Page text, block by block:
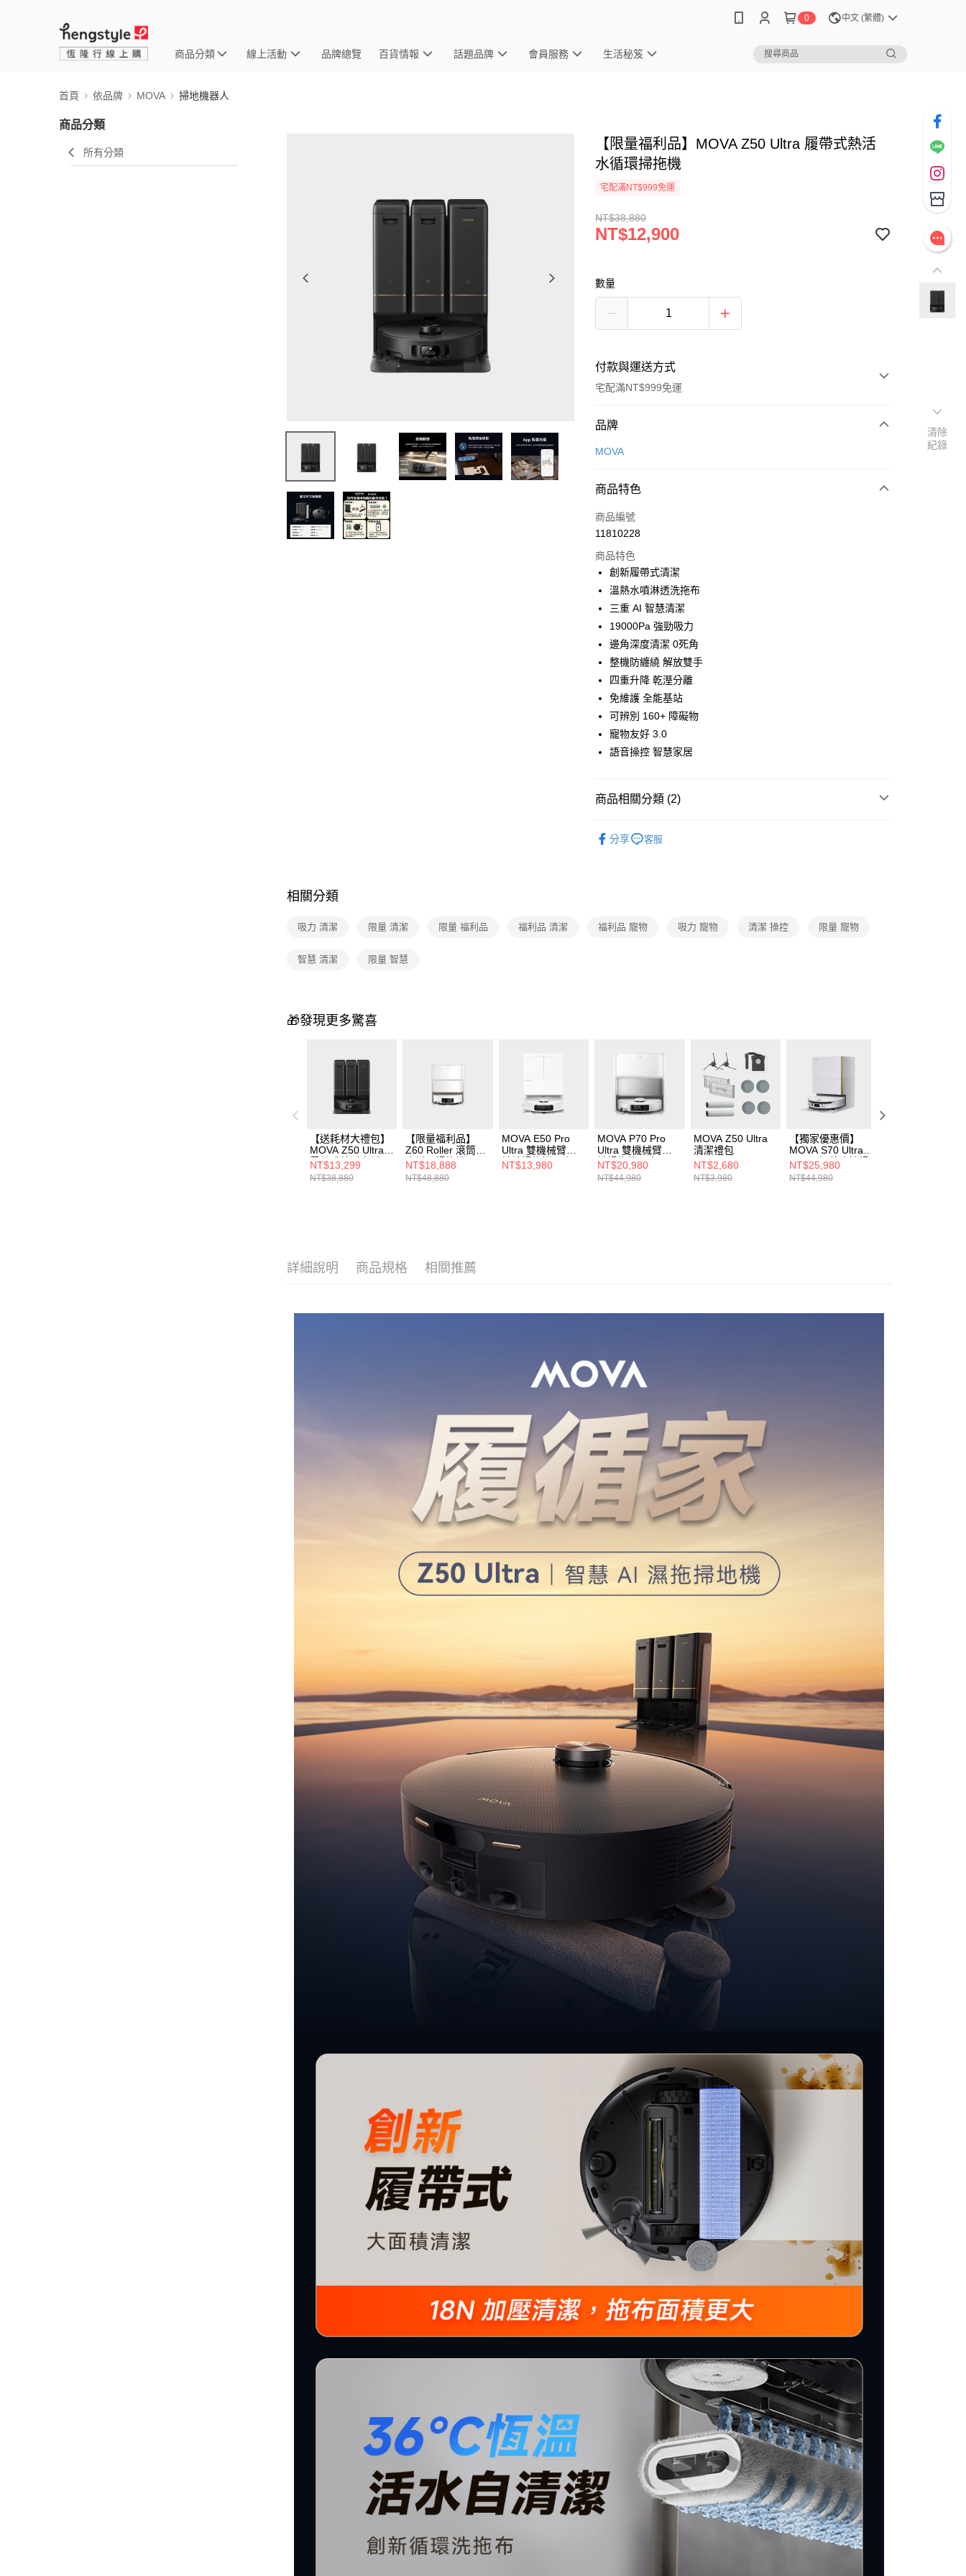
0 中文 (繁體)
商品分類 線上活動 品牌總覽 百貨情報 話題品牌 會員服務 生活秘笈
首頁 依品牌 MOVA 掃地機器人
商品分類
所有分類
【限量福利品】MOVA Z50 Ultra 履帶式熱活
水循環掃拖機
宅配滿NT$999免運
NT$38,880
NT$12,900
數量
付款與運送方式
宅配滿NT$999免運
付款方式
信用卡一次付款
合作金庫商業銀行
華南商業銀行
上海商業儲蓄銀行
國泰世華商業銀行
臺灣中小企業銀行
聯邦商業銀行
元大商業銀行
玉山商業銀行
台新國際商業銀行
台灣樂天信用卡公司
6 期 0 利率 每期
華南商業銀行
上海商業儲蓄銀行
國泰世華商業銀行
臺灣中小企業銀行
匯豐（台灣）商業銀行
元大商業銀行
玉山商業銀行
台新國際商業銀行
台灣樂天信用卡公司
即享券
LINE Pay
Apple Pay
街口支付
Google Pay
ATM付款
運送方式
宅配
品牌
MOVA
商品特色
商品編號
11810228
商品特色
創新履帶式清潔
溫熱水噴淋透洗拖布
三重 AI 智慧清潔
19000Pa 強勁吸力
邊角深度清潔 0死角
整機防纏繞 解放雙手
四重升降 乾溼分離
免維護 全能基站
可辨別 160+ 障礙物
寵物友好 3.0
語音操控 智慧家居
商品相關分類 (2)
分享 客服
相關分類
吸力 清潔 限量 清潔 限量 福利品 福利品 清潔 福利品 寵物 吸力 寵物 清潔 操控 限量 寵物
智慧 清潔 限量 智慧
🎁發現更多驚喜
【送耗材大禮包】
MOVA Z50 Ultra
履帶式熱活水循環
掃拖機
NT$13,299
NT$38,880
【限量福利品】
Z60 Roller 滾筒活
水循環掃拖機
(28000PA/AI外擴
貼邊/雙滾刷零纏
NT$18,888
NT$48,880
MOVA E50 Pro
Ultra 雙機械臂防
纏繞掃拖機器人
NT$13,980
MOVA P70 Pro
Ultra 雙機械臂防
纏掃拖機器人
NT$20,980
NT$44,980
MOVA Z50 Ultra
清潔禮包
NT$2,680
NT$3,980
【獨家優惠價】
MOVA S70 Ultra
Roller 極薄滾筒掃
拖機器人-旗艦版
NT$25,980
NT$44,980
詳細說明 商品規格 相關推薦
清除
紀錄